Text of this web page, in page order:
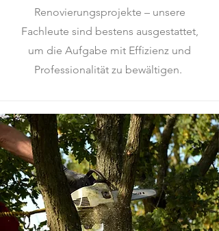
Renovierungsprojekte – unsere
Fachleute sind bestens ausgestattet,
um die Aufgabe mit Effizienz und
Professionalität zu bewältigen.